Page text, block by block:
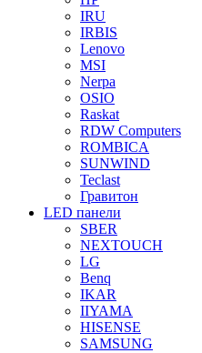
IRU
IRBIS
Lenovo
MSI
Nerpa
OSIO
Raskat
RDW Computers
ROMBICA
SUNWIND
Teclast
Гравитон
LED панели
SBER
NEXTOUCH
LG
Benq
IKAR
IIYAMA
HISENSE
SAMSUNG